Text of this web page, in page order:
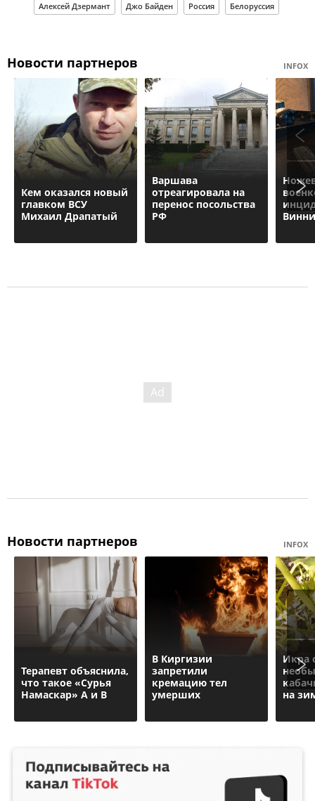
Алексей Дзермант Джо Байден Россия Белоруссия
Новости партнеров INFOX
Кем оказался новый
главком ВСУ
Михаил Драпатый
Варшава
отреагировала на
перенос посольства
РФ
Новости партнеров INFOX
Терапевт объяснила,
что такое «Сурья
Намаскар» А и В
В Киргизии
запретили
кремацию тел
умерших
Икра
на